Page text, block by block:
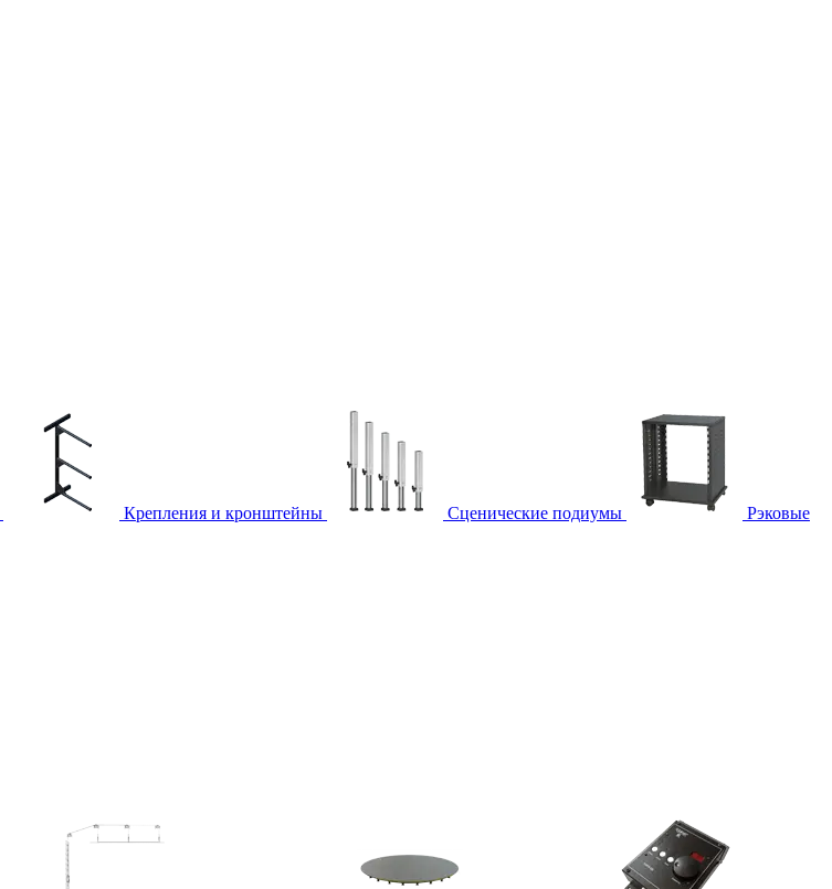
Крепления и кронштейны Сценические подиумы Рэковые